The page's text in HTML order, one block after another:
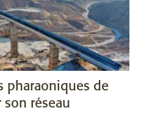
pharaoniques de
son réseau